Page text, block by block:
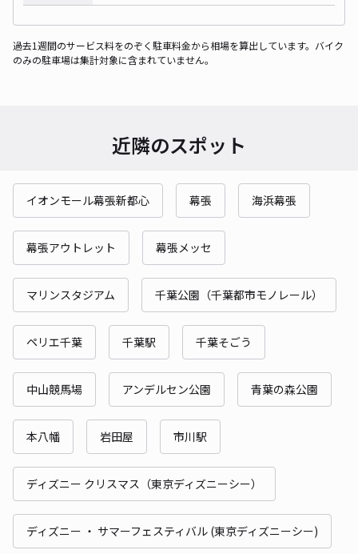
過去1週間のサービス料をのぞく駐車料金から相場を算出しています。バイク
のみの駐車場は集計対象に含まれていません。
近隣のスポット
イオンモール幕張新都心 幕張 海浜幕張
幕張アウトレット 幕張メッセ
マリンスタジアム 千葉公園（千葉都市モノレール）
ペリエ千葉 千葉駅 千葉そごう
中山競馬場 アンデルセン公園 青葉の森公園
本八幡 岩田屋 市川駅
ディズニー クリスマス（東京ディズニーシー）
ディズニー ・ サマーフェスティバル (東京ディズニーシー)